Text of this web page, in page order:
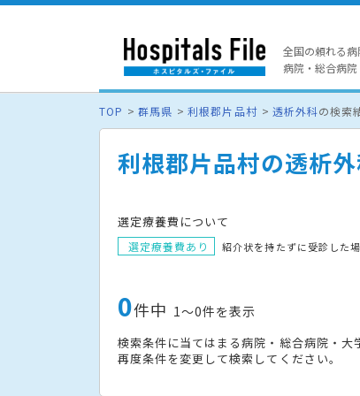
全国の頼れる
病院・総合病
TOP 群馬県 利根郡片品村 透析外科の検索
利根郡片品村の透析
選定療養費について
選定療養費あり
紹介状を持たずに受診した
0件中 1〜0件を表示
検索条件に当てはまる病院・総合病院・大
再度条件を変更して検索してください。